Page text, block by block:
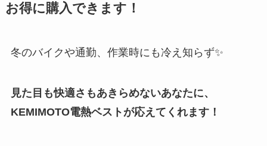
お得に購入できます！
冬のバイクや通勤、作業時にも冷え知らず✨
見た目も快適さもあきらめないあなたに、
KEMIMOTO電熱ベストが応えてくれます！